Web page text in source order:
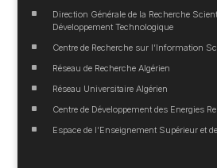
^
Direction Générale de la Recherche
Développement Technologique
^ Centre de Recherche sur l’Information
^ Réseau de Recherche Algérien
^ Réseau Universitaire Algérien
^ Centre de Développement des Energies
^ Espace de l’Enseignement Supérieur et